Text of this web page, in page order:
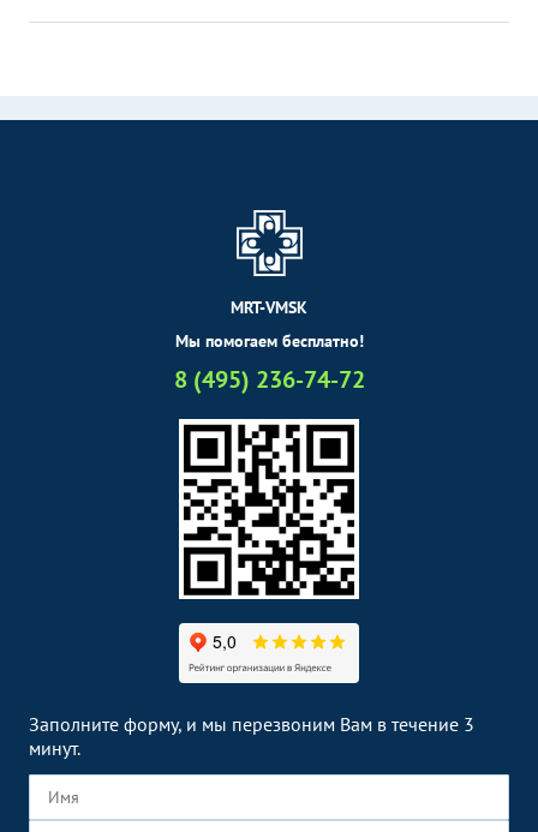
MRT-VMSK
Мы помогаем бесплатно!
8 (495) 236-74-72
Заполните форму, и мы перезвоним Вам в течение 3
минут.